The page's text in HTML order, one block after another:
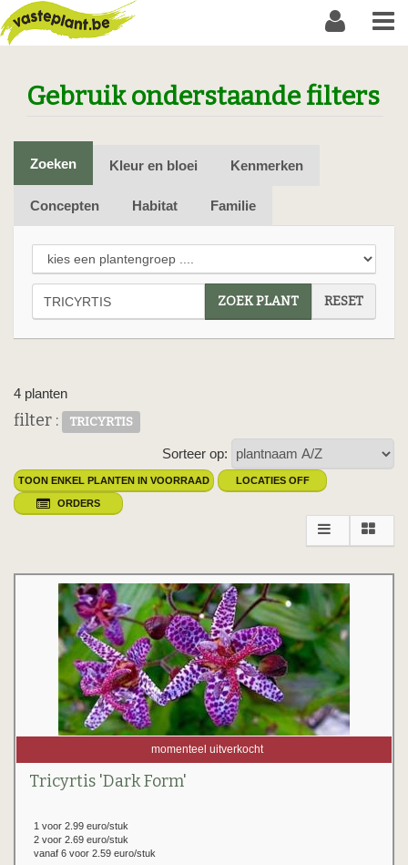
Gebruik onderstaande filters
Zoeken Kleur en bloei Kenmerken
Concepten Habitat Familie
ZOEK PLANT RESET
4 planten
filter : TRICYRTIS
Sorteer op:
TOON ENKEL PLANTEN IN VOORRAAD LOCATIES OFF
ORDERS
momenteel uitverkocht
Tricyrtis 'Dark Form'
1 voor 2.99 euro/stuk
2 voor 2.69 euro/stuk
vanaf 6 voor 2.59 euro/stuk